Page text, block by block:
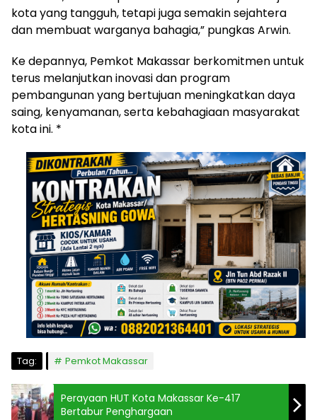
kota yang tangguh, tetapi juga semakin sejahtera
dan membuat warganya bahagia,” pungkas Arwin.
Ke depannya, Pemkot Makassar berkomitmen untuk
terus melanjutkan inovasi dan program
pembangunan yang bertujuan meningkatkan daya
saing, kenyamanan, serta kebahagiaan masyarakat
kota ini. *
Tag: Pemkot Makassar
Perayaan HUT Kota Makassar Ke-417
Bertabur Penghargaan